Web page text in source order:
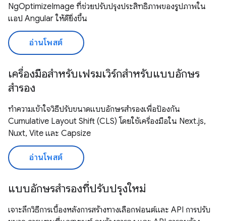
NgOptimizeImage ที่ช่วยปรับปรุงประสิทธิภาพของรูปภาพใน
แอป Angular ให้ดียิ่งขึ้น
อ่านโพสต์
เครื่องมือสำหรับเฟรมเวิร์กสำหรับแบบอักษร
สำรอง
ทำความเข้าใจวิธีปรับขนาดแบบอักษรสำรองเพื่อป้องกัน
Cumulative Layout Shift (CLS) โดยใช้เครื่องมือใน Next.js,
Nuxt, Vite และ Capsize
อ่านโพสต์
แบบอักษรสำรองที่ปรับปรุงใหม่
เจาะลึกวิธีการเบื้องหลังการสร้างทางเลือกฟอนต์และ API การปรับ